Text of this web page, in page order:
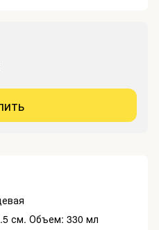
см. Объем: 330 мл